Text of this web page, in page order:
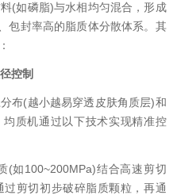
(如磷脂)与水相均匀混合，形成
包封率高的脂质体分散体系。其
控制​
(越小越易穿透皮肤角质层)和
质机通过以下技术实现精准控
(如100~200MPa)结合高速剪切
剪切初步破碎脂质颗粒，再通